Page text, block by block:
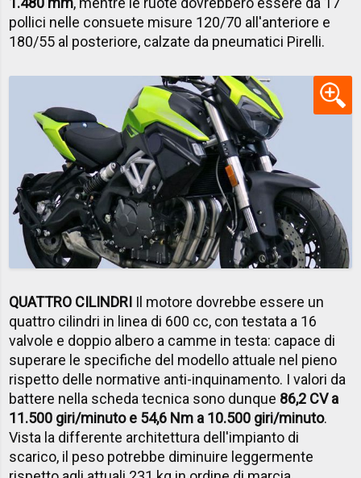
pollici nelle consuete misure 120/70 all'anteriore e
180/55 al posteriore, calzate da pneumatici Pirelli.
QUATTRO CILINDRI Il motore dovrebbe essere un
quattro cilindri in linea di 600 cc, con testata a 16
valvole e doppio albero a camme in testa: capace di
superare le specifiche del modello attuale nel pieno
rispetto delle normative anti-inquinamento. I valori da
battere nella scheda tecnica sono dunque 86,2 CV a
11.500 giri/minuto e 54,6 Nm a 10.500 giri/minuto.
Vista la differente architettura dell'impianto di
scarico, il peso potrebbe diminuire leggermente